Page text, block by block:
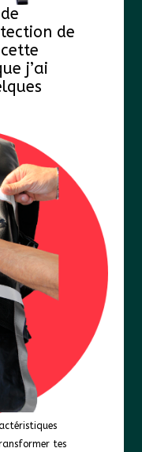
de
j’ai
tes